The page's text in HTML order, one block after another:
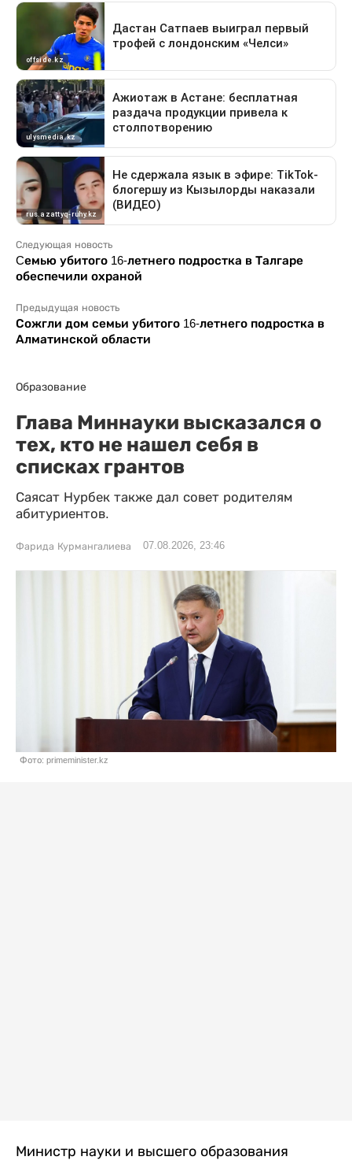
Следующая новость
Cемью убитого 16-летнего подростка в Талгаре
обеспечили охраной
Предыдущая новость
Сожгли дом семьи убитого 16-летнего подростка в
Алматинской области
Образование
Глава Миннауки высказался о
тех, кто не нашел себя в
списках грантов
Саясат Нурбек также дал совет родителям
абитуриентов.
Фарида Курмангалиева 07.08.2026, 23:46
Фото: primeminister.kz
Министр науки и высшего образования